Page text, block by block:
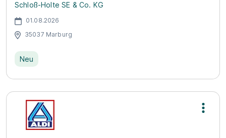
Schloß-Holte SE & Co. KG
01.08.2026
35037 Marburg
Neu